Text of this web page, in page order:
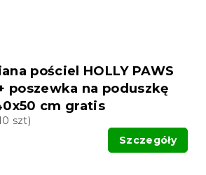
pościel HOLLY PAWS
poszewka na poduszkę
cm gratis
szt)
Szczegóły